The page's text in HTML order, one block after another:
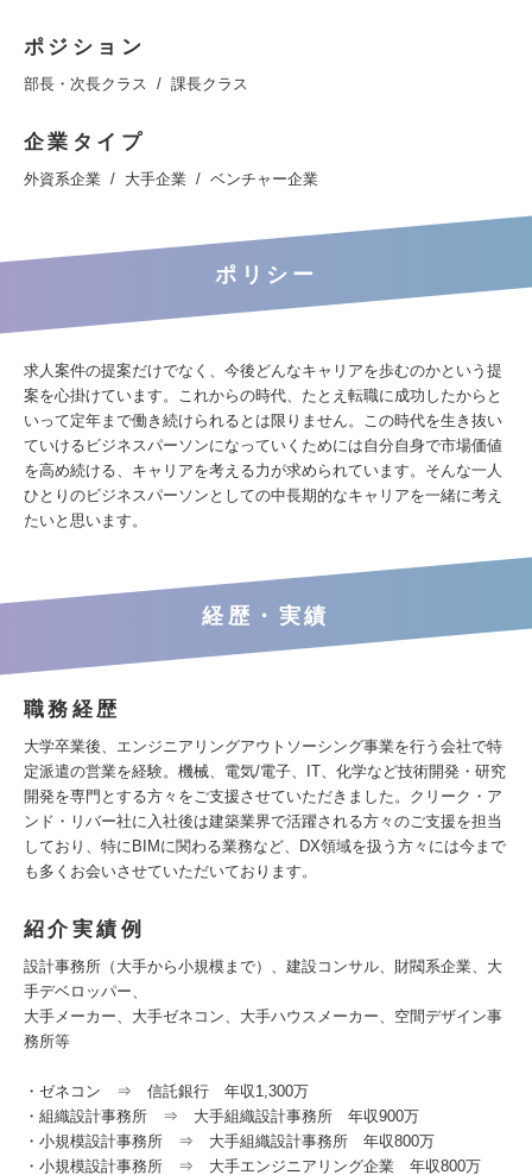
ポジション
部長・次長クラス 課長クラス
企業タイプ
外資系企業 大手企業 ベンチャー企業
ポリシー
求人案件の提案だけでなく、今後どんなキャリアを歩むのかという提
案を心掛けています。これからの時代、たとえ転職に成功したからと
いって定年まで働き続けられるとは限りません。この時代を生き抜い
ていけるビジネスパーソンになっていくためには自分自身で市場価値
を高め続ける、キャリアを考える力が求められています。そんな一人
ひとりのビジネスパーソンとしての中長期的なキャリアを一緒に考え
たいと思います。
経歴・実績
職務経歴
大学卒業後、エンジニアリングアウトソーシング事業を行う会社で特
定派遣の営業を経験。機械、電気/電子、IT、化学など技術開発・研究
開発を専門とする方々をご支援させていただきました。クリーク・ア
ンド・リバー社に入社後は建築業界で活躍される方々のご支援を担当
しており、特にBIMに関わる業務など、DX領域を扱う方々には今まで
も多くお会いさせていただいております。
紹介実績例
設計事務所（大手から小規模まで）、建設コンサル、財閥系企業、大
手デベロッパー、
大手メーカー、大手ゼネコン、大手ハウスメーカー、空間デザイン事
務所等
・ゼネコン ⇒ 信託銀行 年収1,300万
・組織設計事務所 ⇒ 大手組織設計事務所 年収900万
・小規模設計事務所 ⇒ 大手組織設計事務所 年収800万
・小規模設計事務所 ⇒ 大手エンジニアリング企業 年収800万